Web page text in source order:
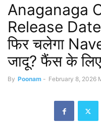
Anaganaga
Release
फिर चलेगा
जादू? फैंस के
By Poonam - February 8, 2026